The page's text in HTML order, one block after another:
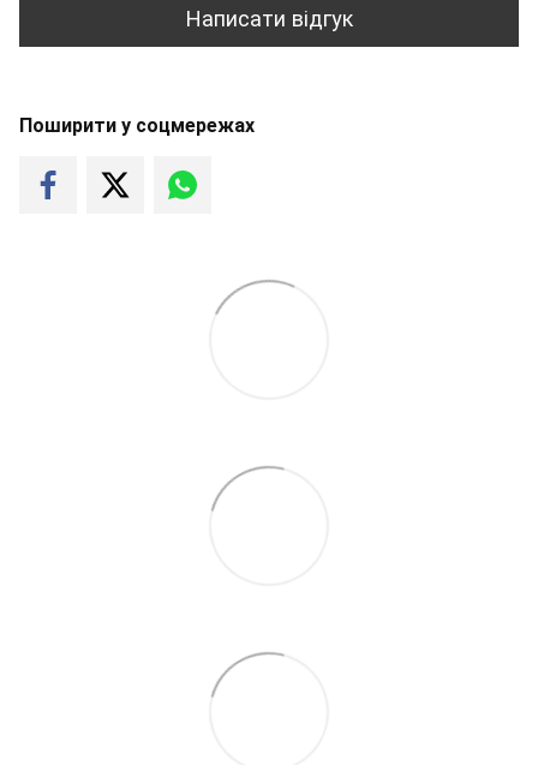
Написати відгук
Поширити у соцмережах